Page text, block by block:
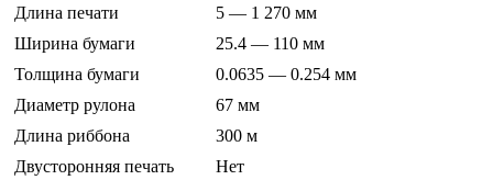
Длина печати
5 — 1 270 мм
Ширина бумаги
25.4 — 110 мм
Толщина бумаги
0.0635 — 0.254 мм
Диаметр рулона
67 мм
Длина риббона
300 м
Двусторонняя печать
Нет